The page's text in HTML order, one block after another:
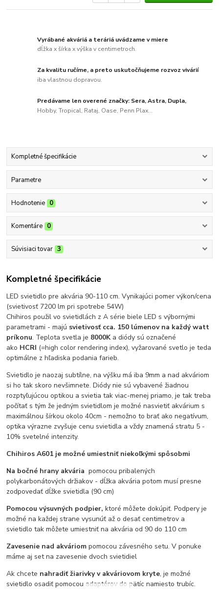
Vyrábané akváriá a teráriá uvádzame v miere
dĺžka x šírka x výška v centimetroch.
Za kvalitu ručíme, a preto uskutočňujeme rozvoz vivárií
iba vlastnou dopravou.
Predávame len overené značky: Sera, Astra, Dupla,
Hobby, Tropical, Rataj, Oase, Penn Plax...
Kompletné špecifikácie
Parametre
Hodnotenie 0
Komentáre 0
Súvisiaci tovar 3
Kompletné špecifikácie
LED svietidlo pre akvária 90-110 cm. Vynikajúci pomer výkon/cena
(svietivosť 7200 lm pri spotrebe 54W)
Chihiros použil vo svietidlách z A série biele LED s výbornými
parametrami - majú svietivosť cca. 150 lúmenov na každý watt
príkonu. Teplota svetla je 8000Ka diódy sú označené
ako HCRI (=high color rendering index), vyžarované svetlo je teda
optimálne z hľadiska podania farieb.
Svietidlo je naozaj subtílne, na výšku má iba 9mm a nad akváriom
si ho tak skoro nevšimnete. Diódy nie sú vybavené žiadnou
rozptyľujúcou optikou a svietia tak viac-menej priamo, je tak treba
počítať s tým že jedným svietidlom je možné nasvietiť akvárium s
maximálnou šírkou okolo 40cm - nemožno to brať ako negatívum,
optika výrazne zvyšuje cenu svietidla a vždy znamená stratu 5 -
10% svetelné intenzity.
Chihiros A601 je možné umiestniť niekoľkými spôsobmi
Na bočné hrany akvária pomocou pribalených
polykarbonátových držiakov - dĺžka akvária potom musí presne
zodpovedať dĺžke svietidla (90 cm)
Pomocou výsuvných podpier, ktoré môžete dokúpiť. Podpery je
možné na každej strane vysunúť až o desať centimetrov a
svietidlo tak môžete umiestniť na akvária od 90 do 110 cm
Zavesenie nad akváriom pomocou závesného setu. V ponuke
máme aj set na zavesenie dvoch svietidiel
Ak chcete nahradiť žiarivky v akváriovom kryte, je možné
svietidlo osadiť pomocou adaptérov do pätíc namiesto trubíc.